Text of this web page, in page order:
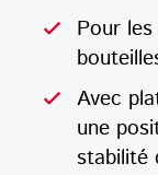
Pour
Avec
une
stabilité